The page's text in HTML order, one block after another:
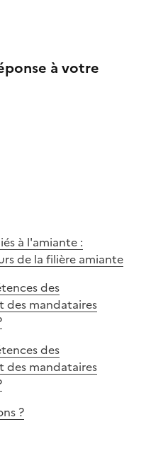
à votre
à l'amiante :
de la filière amiante
des
des mandataires
des
des mandataires
?